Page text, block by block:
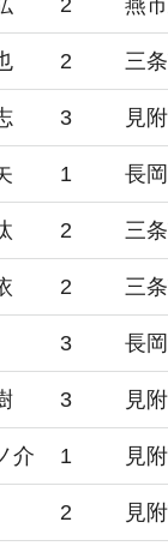
2 燕
2 三
3 見
1 長
2 三
2 三
3 長
3 見
介 1 見
2 見